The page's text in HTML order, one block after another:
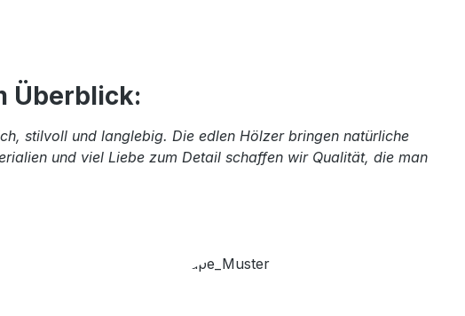
Überblick:
stilvoll und langlebig. Die edlen Hölzer bringen natürliche
und viel Liebe zum Detail schaffen wir Qualität, die man